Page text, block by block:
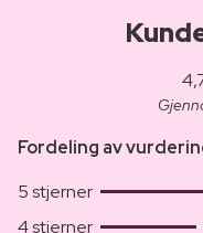
Fordeling av
5 stjerner
4 stjerner